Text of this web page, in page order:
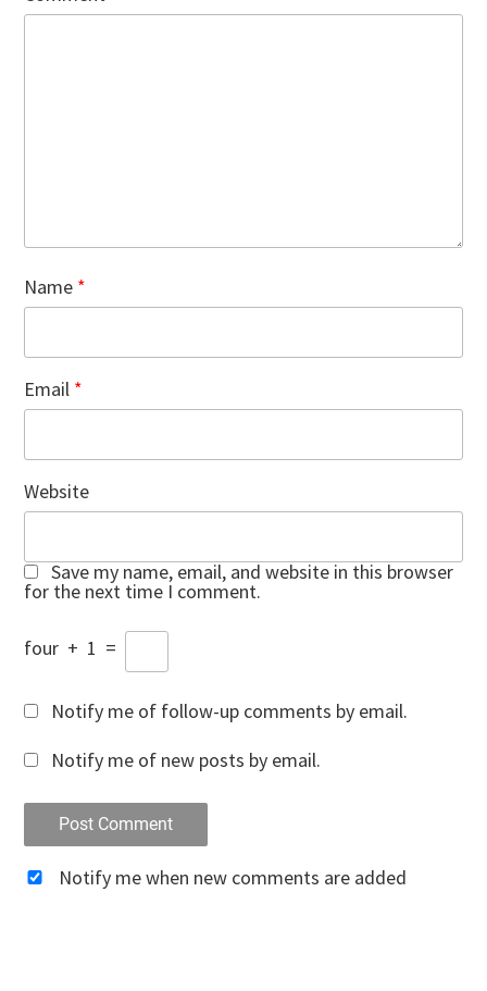
Name *
Email *
Website
Save my name, email, and website in this browser
for the next time I comment.
four + 1 =
Notify me of follow-up comments by email.
Notify me of new posts by email.
Notify me when new comments are added